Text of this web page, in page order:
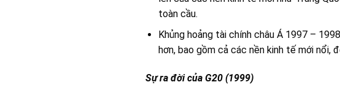
toàn cầu.
Khủng hoảng tài chính châu Á 1997 –
hơn, bao gồm cả các nền kinh tế mới nổi,
Sự ra đời của G20 (1999)